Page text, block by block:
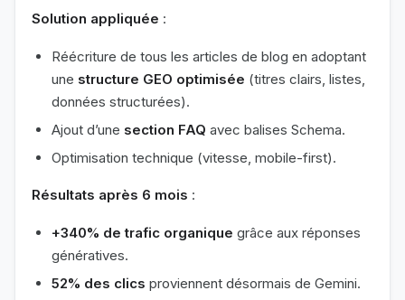
Solution appliquée :
Réécriture de tous les articles de blog en adoptant
une structure GEO optimisée (titres clairs, listes,
données structurées).
Ajout d’une section FAQ avec balises Schema.
Optimisation technique (vitesse, mobile-first).
Résultats après 6 mois :
+340% de trafic organique grâce aux réponses
génératives.
52% des clics proviennent désormais de Gemini.